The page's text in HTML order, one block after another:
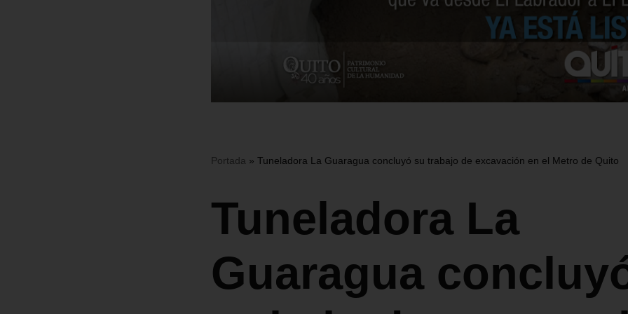
Portada » Tuneladora La Guaragua concluyó su trabajo de excavación en el Metro de Quito
Tuneladora La
Guaragua